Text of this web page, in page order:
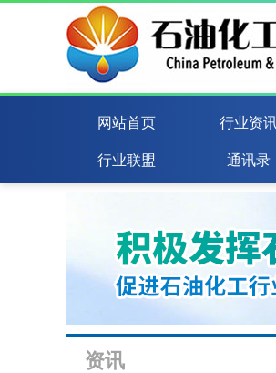
网站首页 行业资
行业联盟 通讯录
资讯